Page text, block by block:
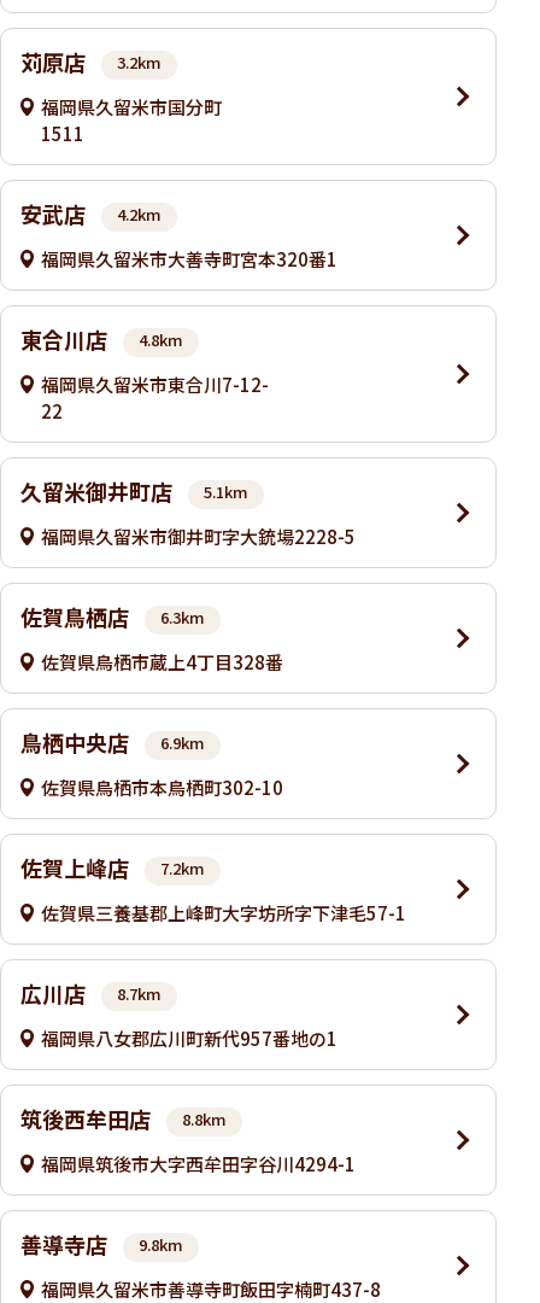
苅原店 3.2km
福岡県久留米市国分町
1511
安武店 4.2km
福岡県久留米市大善寺町宮本320番1
東合川店 4.8km
福岡県久留米市東合川7-12-
22
久留米御井町店 5.1km
福岡県久留米市御井町字大銃場2228-5
佐賀鳥栖店 6.3km
佐賀県鳥栖市蔵上4丁目328番
鳥栖中央店 6.9km
佐賀県鳥栖市本鳥栖町302-10
佐賀上峰店 7.2km
佐賀県三養基郡上峰町大字坊所字下津毛57-1
広川店 8.7km
福岡県八女郡広川町新代957番地の1
筑後西牟田店 8.8km
福岡県筑後市大字西牟田字谷川4294-1
善導寺店 9.8km
福岡県久留米市善導寺町飯田字楠町437-8